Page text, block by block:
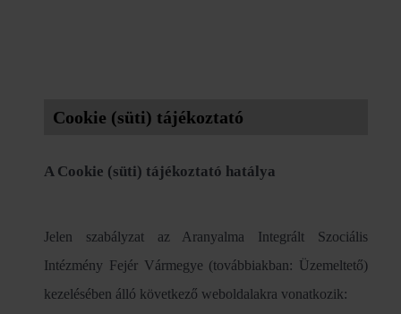
Cookie (süti) tájékoztató
A Cookie (süti) tájékoztató hatálya
Jelen szabályzat az Aranyalma Integrált Szociális
Intézmény Fejér Vármegye (továbbiakban: Üzemeltető)
kezelésében álló következő weboldalakra vonatkozik: